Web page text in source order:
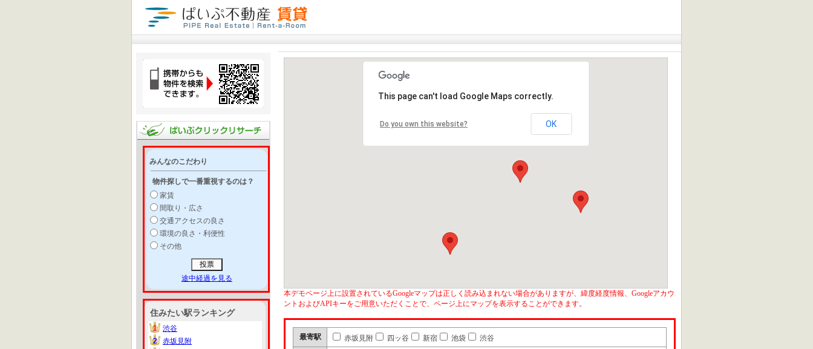
みんなのこだわり
物件探しで一番重視するのは？
家賃
間取り・広さ
交通アクセスの良さ
環境の良さ・利便性
その他
途中経過を見る
住みたい駅ランキング
1
1
渋谷
2
2
赤坂見附
This page can't load Google Maps correctly.
Do you own this website? OK
本デモページ上に設置されているGoogleマップは正しく読み込まれない場合がありますが、緯度経度情報、Googleアカウ
ントおよびAPIキーをご用意いただくことで、ページ上にマップを表示することができます。
最寄駅 赤坂見附 四ッ谷 新宿 池袋 渋谷